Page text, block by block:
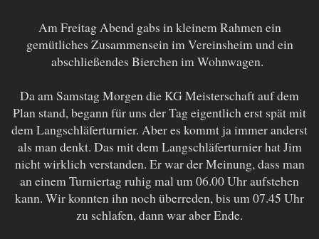
Am Freitag Abend gabs in kleinem Rahmen ein
gemütliches Zusammensein im Vereinsheim und ein
abschließendes Bierchen im Wohnwagen.
Da am Samstag Morgen die KG Meisterschaft auf dem
Plan stand, begann für uns der Tag eigentlich erst spät mit
dem Langschläferturnier. Aber es kommt ja immer anderst
als man denkt. Das mit dem Langschläferturnier hat Jim
nicht wirklich verstanden. Er war der Meinung, dass man
an einem Turniertag ruhig mal um 06.00 Uhr aufstehen
kann. Wir konnten ihn noch überreden, bis um 07.45 Uhr
zu schlafen, dann war aber Ende.